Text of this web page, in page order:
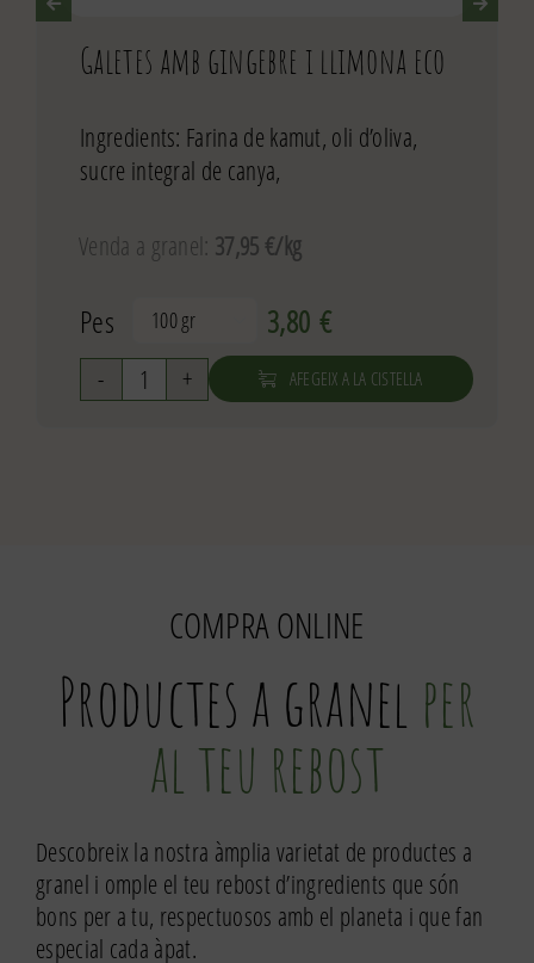
Galetes amb gingebre i llimona eco
Ingredients: Farina de kamut, oli d’oliva,
sucre integral de canya,
Venda a granel: 37,95 €/kg
Pes 3,80 €
quantitat
eco
AFEGEIX A LA CISTELLA
COMPRA ONLINE
Productes a granel per
al teu rebost
Descobreix la nostra àmplia varietat de productes a
granel i omple el teu rebost d’ingredients que són
bons per a tu, respectuosos amb el planeta i que fan
especial cada àpat.